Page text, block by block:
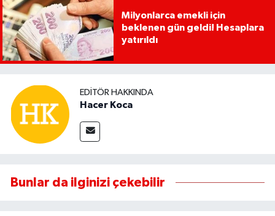
Milyonlarca emekli için
beklenen gün geldi! Hesaplara
yatırıldı
EDITÖR HAKKINDA
Hacer Koca
Bunlar da ilginizi çekebilir